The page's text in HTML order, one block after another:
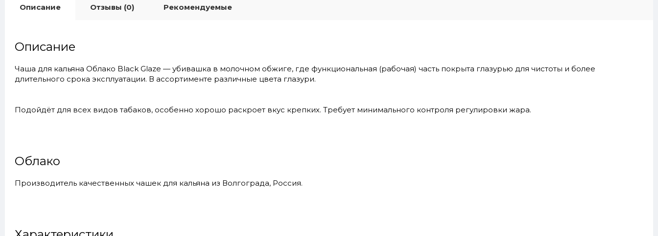
Описание Отзывы (0) Рекомендуемые
Описание
Чаша для кальяна Облако Black Glaze — убивашка в молочном обжиге, где функциональная (рабочая) часть покрыта глазурью для чистоты и более
длительного срока эксплуатации. В ассортименте различные цвета глазури.
Подойдёт для всех видов табаков, особенно хорошо раскроет вкус крепких. Требует минимального контроля регулировки жара.
Облако
Производитель качественных чашек для кальяна из Волгограда, Россия.